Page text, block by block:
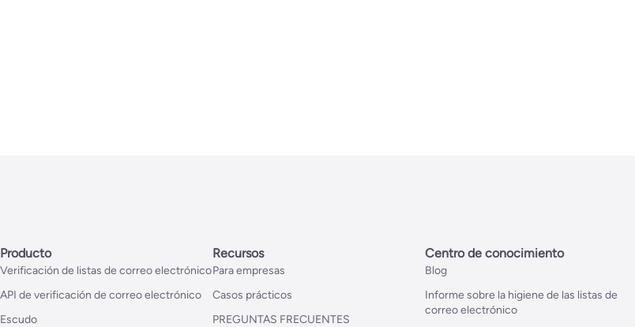
Producto
Verificación de listas de correo electrónico
API de verificación de correo electrónico
Escudo
Recursos
Para empresas
Casos prácticos
PREGUNTAS FRECUENTES
Centro de conocimiento
Blog
Informe sobre la higiene de las listas de
correo electrónico